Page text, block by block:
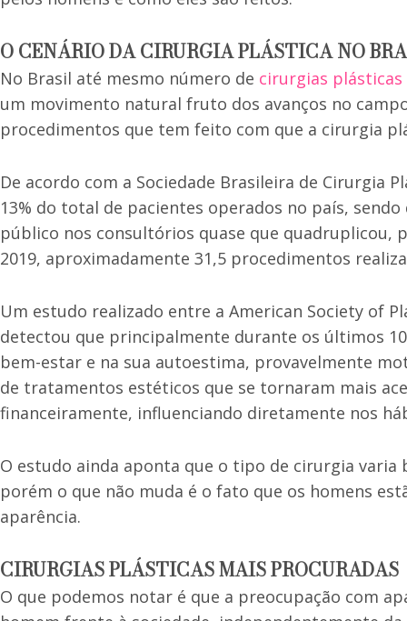
O CENÁRIO DA CIRURGIA PLÁSTICA NO
No Brasil até mesmo número de cirurgias plásticas
um movimento natural fruto dos avanços no
procedimentos que tem feito com que a cirurgia
De acordo com a Sociedade Brasileira de Cirurgia
13% do total de pacientes operados no país,
público nos consultórios quase que quadruplicou,
2019, aproximadamente 31,5 procedimentos
Um estudo realizado entre a American Society of
detectou que principalmente durante os últimos
bem-estar e na sua autoestima, provavelmente
de tratamentos estéticos que se tornaram mais
financeiramente, influenciando diretamente nos
O estudo ainda aponta que o tipo de cirurgia
porém o que não muda é o fato que os homens
aparência.
CIRURGIAS PLÁSTICAS MAIS PROCURADAS
O que podemos notar é que a preocupação com